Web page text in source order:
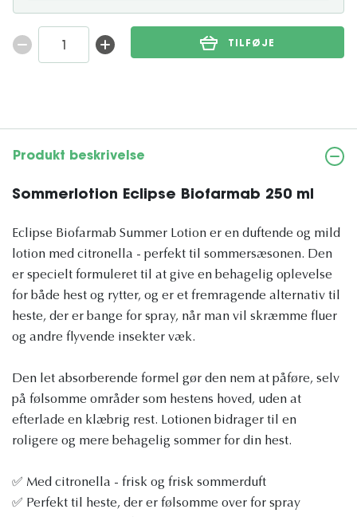
TILFØJE
Produkt beskrivelse
Sommerlotion Eclipse Biofarmab 250 ml
Eclipse Biofarmab Summer Lotion er en duftende og mild
lotion med citronella - perfekt til sommersæsonen. Den
er specielt formuleret til at give en behagelig oplevelse
for både hest og rytter, og er et fremragende alternativ til
heste, der er bange for spray, når man vil skræmme fluer
og andre flyvende insekter væk.
Den let absorberende formel gør den nem at påføre, selv
på følsomme områder som hestens hoved, uden at
efterlade en klæbrig rest. Lotionen bidrager til en
roligere og mere behagelig sommer for din hest.
✅ Med citronella - frisk og frisk sommerduft
✅ Perfekt til heste, der er følsomme over for spray